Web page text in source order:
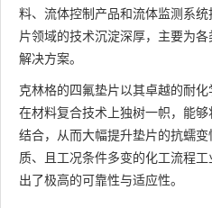
料、流体控制产品和流体监测系
片领域的技术沉淀深厚，主要为
解决方案。
克林格的四氟垫片以其卓越的耐
在材料复合技术上独树一帜，能
结合，从而大幅提升垫片的抗蠕
质、且工况条件多变的化工流程
出了极高的可靠性与适应性。